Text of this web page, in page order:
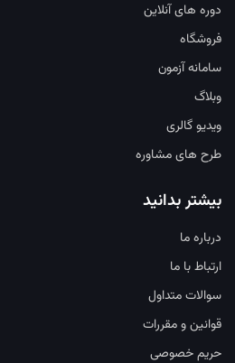
دوره های آنلاین
فروشگاه
سامانه آزمون
وبلاگ
ویدیو گالری
طرح های مشاوره
بیشتر بدانید
درباره ما
ارتباط با ما
سوالات متداول
قوانین و مقررات
حریم خصوصی